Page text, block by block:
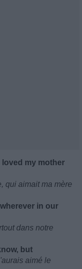
my mother
qui aimait ma mère
in our
dans notre
but
aimé le